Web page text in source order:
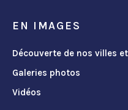
EN IMAGES
Découverte de nos villes
Galeries photos
Vidéos